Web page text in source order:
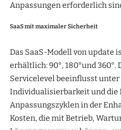
Anpassungen erforderlich
SaaS mit maximaler Sicherheit
Das SaaS-Modell von update
erhältlich: 90°, 180°und 360°.
Servicelevel beeinflusst unter
Individualisierbarkeit und die
Anpassungszyklen in der
Kosten, die mit Betrieb,